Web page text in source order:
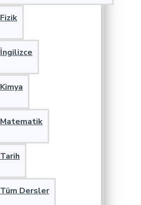
Fizik
İngilizce
Kimya
Matematik
Tarih
Tüm Dersler